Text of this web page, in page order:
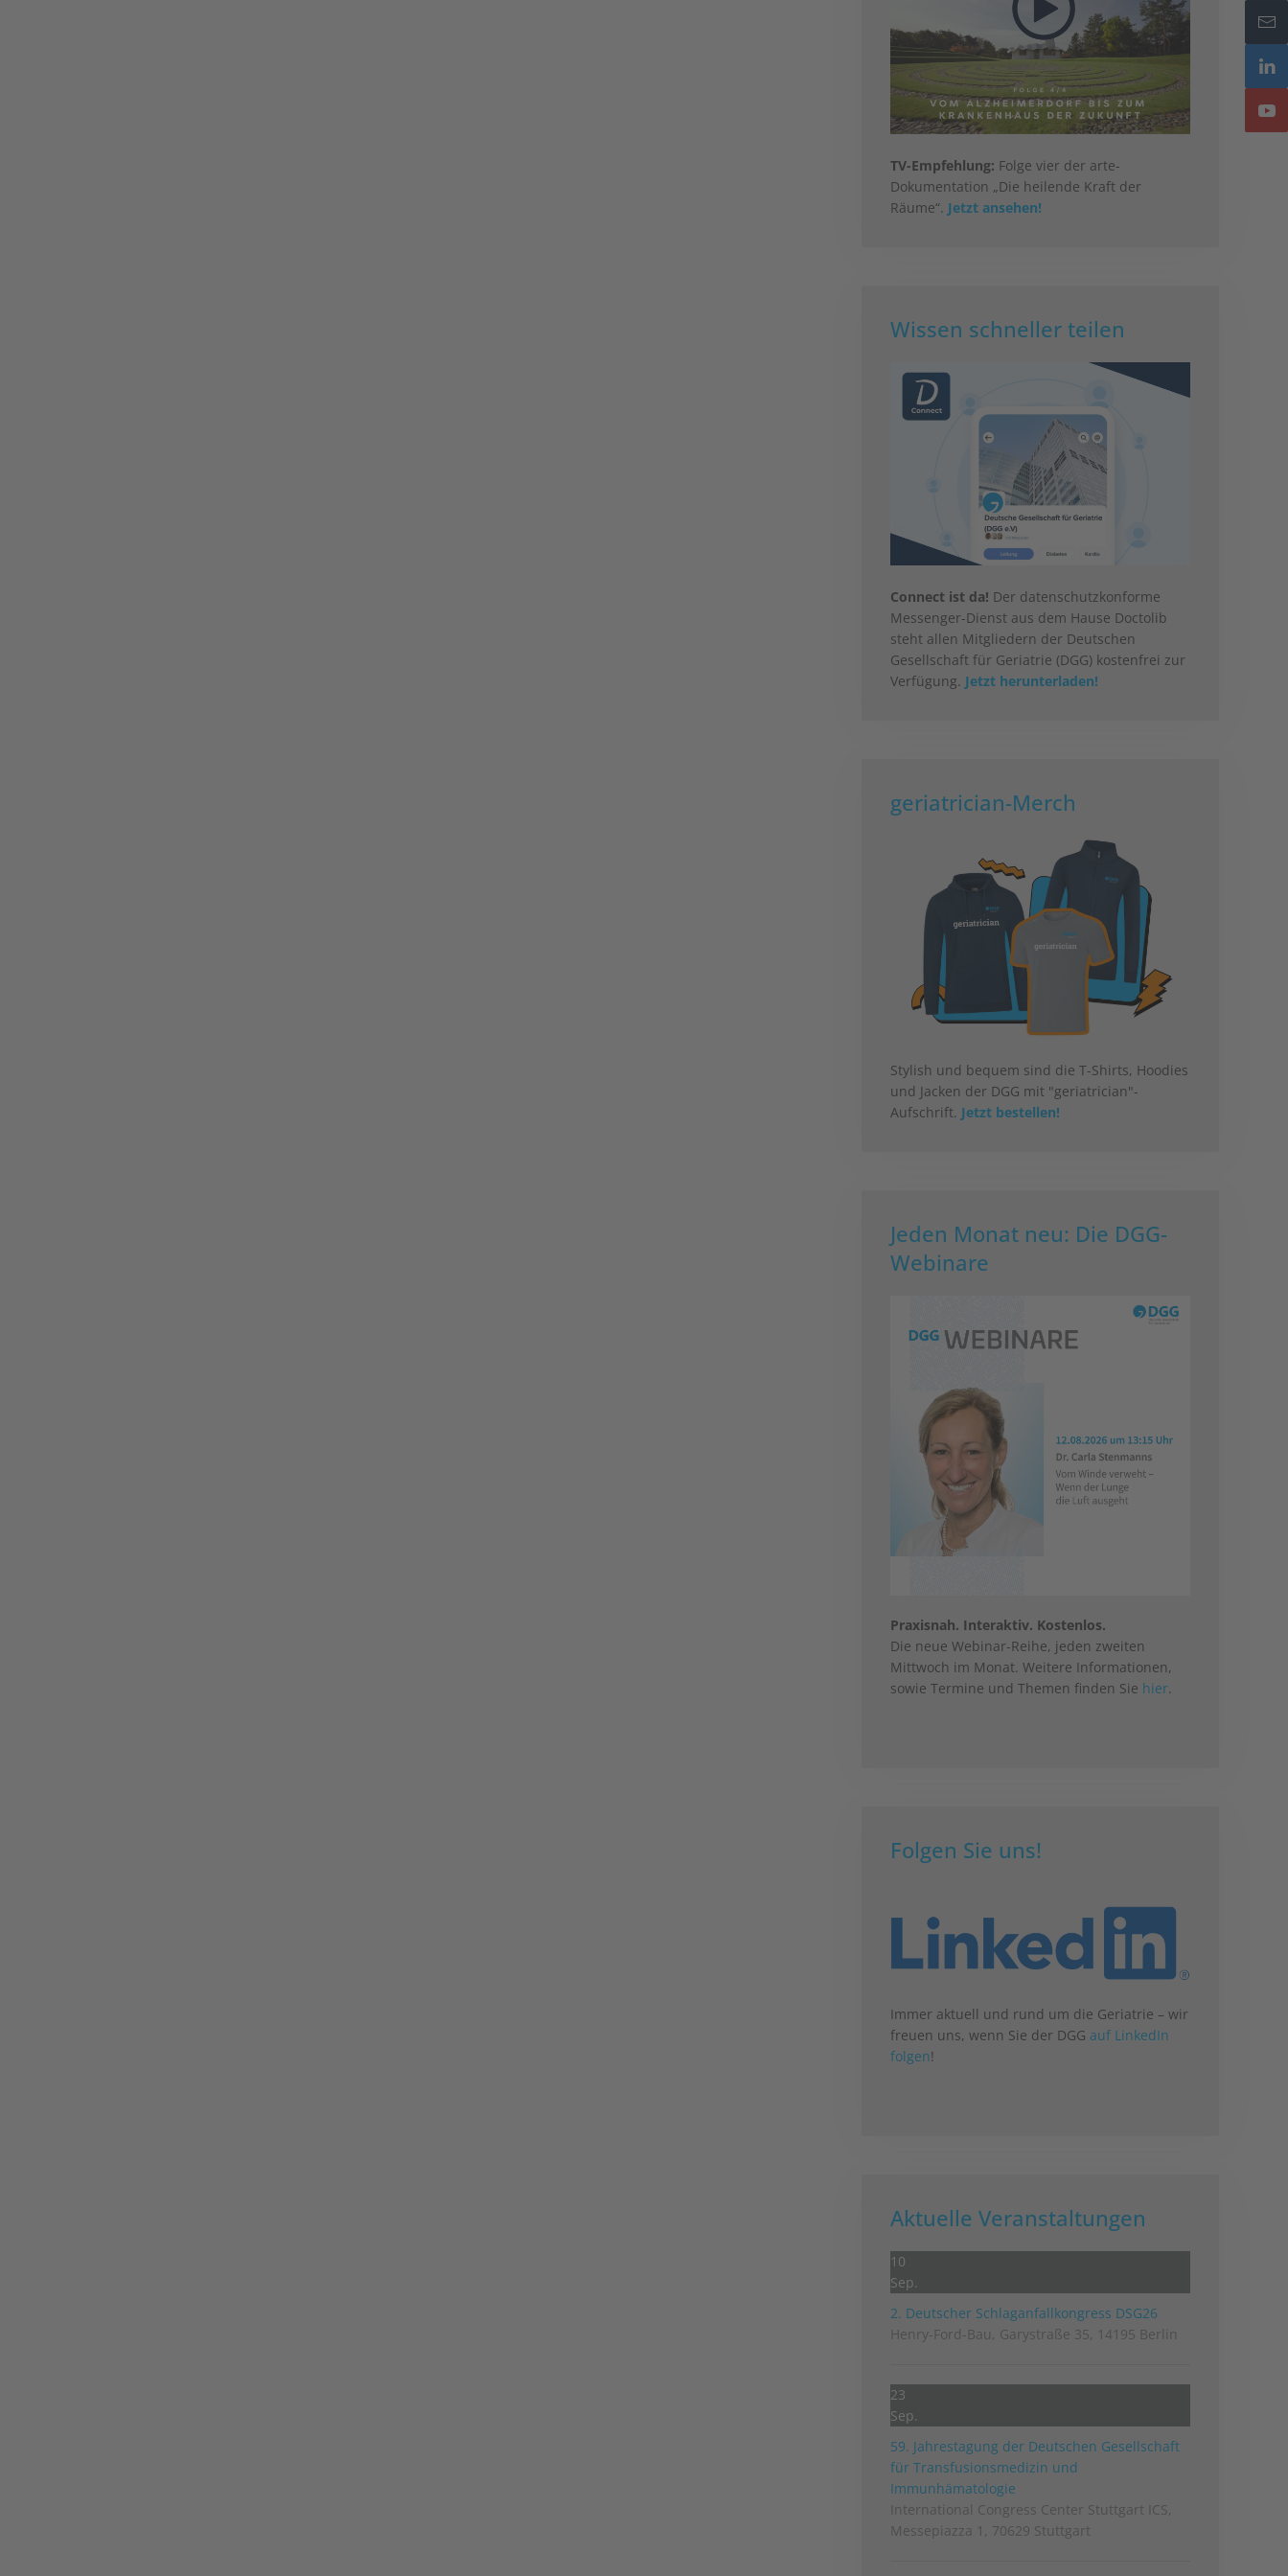
TV-Empfehlung: Folge vier der arte-
Dokumentation „Die heilende Kraft der
Räume“. Jetzt ansehen!
Wissen schneller teilen
Connect ist da! Der datenschutzkonforme
Messenger-Dienst aus dem Hause Doctolib
steht allen Mitgliedern der Deutschen
Gesellschaft für Geriatrie (DGG) kostenfrei zur
Verfügung. Jetzt herunterladen!
geriatrician-Merch
Stylish und bequem sind die T-Shirts, Hoodies
und Jacken der DGG mit "geriatrician"-
Aufschrift. Jetzt bestellen!
Jeden Monat neu: Die DGG-
Webinare
Praxisnah. Interaktiv. Kostenlos.
Die neue Webinar-Reihe, jeden zweiten
Mittwoch im Monat. Weitere Informationen,
sowie Termine und Themen finden Sie hier.
Folgen Sie uns!
Immer aktuell und rund um die Geriatrie – wir
freuen uns, wenn Sie der DGG auf LinkedIn
folgen!
Aktuelle Veranstaltungen
10
Sep.
2. Deutscher Schlag­anfall­kongress DSG26
Henry-Ford-Bau, Garystraße 35, 14195 Berlin
23
Sep.
59. Jahrestagung der Deutschen Gesellschaft
für Transfusionsmedizin und
Immunhämatologie
International Congress Center Stuttgart ICS,
Messepiazza 1, 70629 Stuttgart